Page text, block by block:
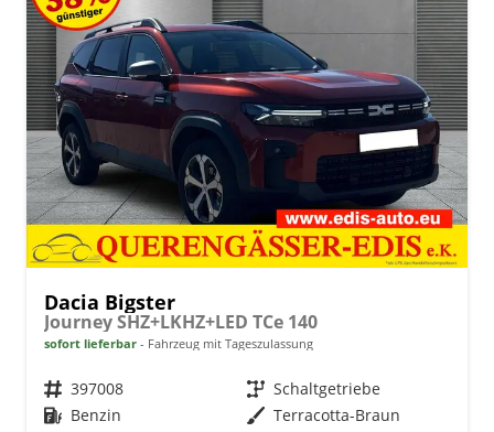
Dacia Bigster
Journey SHZ+LKHZ+LED TCe 140
sofort lieferbar Fahrzeug mit Tageszulassung
Fahrzeugnr. 397008 Getriebe Schaltgetriebe
Kraftstoff Benzin Außenfarbe Terracotta-Braun